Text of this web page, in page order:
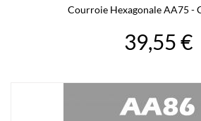
Courroie Hexagonale AA75 -
39,55 €